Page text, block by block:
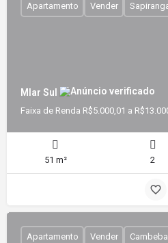
Mlar Sul
Faixa de Renda R$5.000,01 a
Apartamento Vender
51 m² 2
Apartamento Vender Cambeba